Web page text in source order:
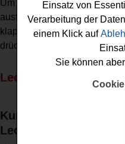
Um sich Ihre Chance
ausfüllen und schon sind
klappt es ja und Sie können
drücken wir schon einmal
Lecker.de verlost
Kurz-Infos zum
Lecker.de Gewinnspiel
Einsatz von
Verarbeitung der
einem Klick auf
Sie können